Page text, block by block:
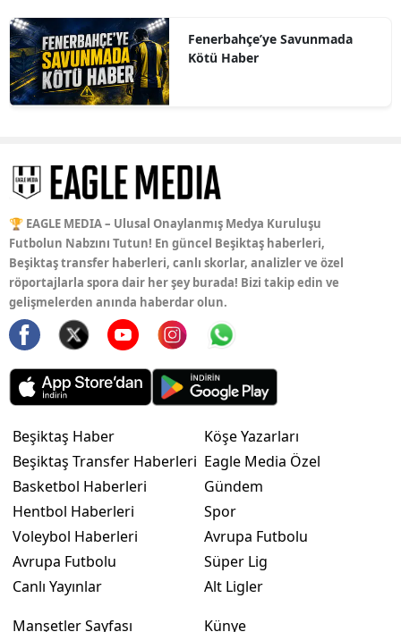
Fenerbahçe’ye Savunmada
Kötü Haber
🏆 EAGLE MEDIA – Ulusal Onaylanmış Medya Kuruluşu
Futbolun Nabzını Tutun! En güncel Beşiktaş haberleri,
Beşiktaş transfer haberleri, canlı skorlar, analizler ve özel
röportajlarla spora dair her şey burada! Bizi takip edin ve
gelişmelerden anında haberdar olun.
Beşiktaş Haber
Beşiktaş Transfer Haberleri
Basketbol Haberleri
Hentbol Haberleri
Voleybol Haberleri
Avrupa Futbolu
Canlı Yayınlar
Köşe Yazarları
Eagle Media Özel
Gündem
Spor
Avrupa Futbolu
Süper Lig
Alt Ligler
Manşetler Sayfası
Künye